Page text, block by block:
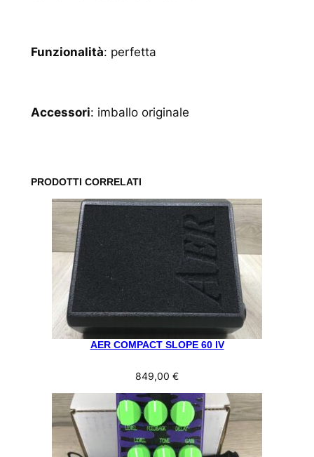
Funzionalità: perfetta
Accessori: imballo originale
PRODOTTI CORRELATI
AER COMPACT SLOPE 60 IV
849,00 €